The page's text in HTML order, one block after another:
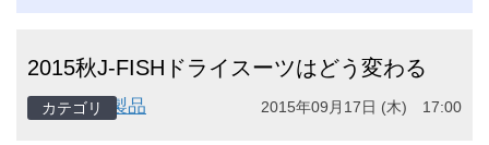
2015秋J-FISHドライスーツはどう変わる
製品 2015年09月17日 (木) 17:00